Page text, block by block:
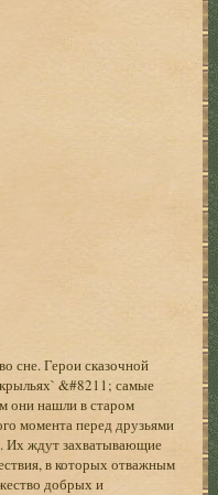
сне. Герои сказочной
&#8211; самые
они нашли в старом
момента перед друзьями
Их ждут захватывающие
в которых отважным
добрых и